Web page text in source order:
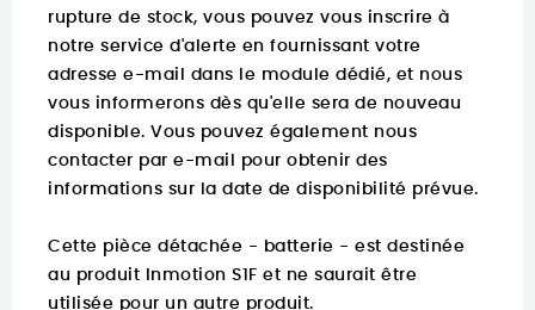
rupture de stock, vous pouvez vous inscrire à
notre service d'alerte en fournissant votre
adresse e-mail dans le module dédié, et nous
vous informerons dès qu'elle sera de nouveau
disponible. Vous pouvez également nous
contacter par e-mail pour obtenir des
informations sur la date de disponibilité prévue.
Cette pièce détachée - batterie - est destinée
au produit Inmotion S1F et ne saurait être
utilisée pour un autre produit.